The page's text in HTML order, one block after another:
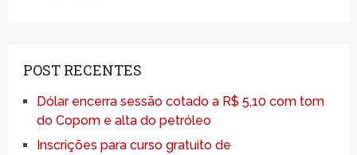
POST RECENTES
Dólar encerra sessão cotado a R$ 5,10 com tom
do Copom e alta do petróleo
Inscrições para curso gratuito de